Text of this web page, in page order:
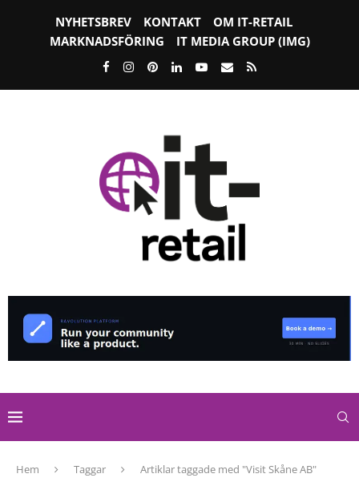
NYHETSBREV KONTAKT
OM IT-RETAIL
MARKNADSFÖRING
IT MEDIA GROUP (IMG)
Hem Taggar Artiklar taggade med "Visit Skåne AB"